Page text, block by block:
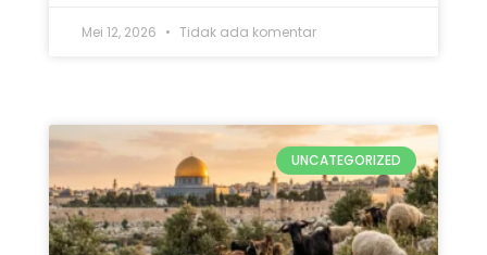
Mei 12, 2026 Tidak ada komentar
UNCATEGORIZED